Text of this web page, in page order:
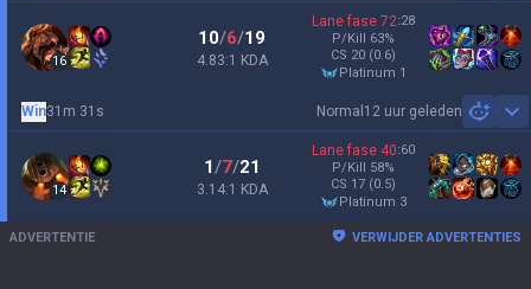
16
10/6/19
4.83:1 KDA
Lane fase 72:28
P/Kill 63%
CS 20 (0.6)
platinum 1
Normal 12 uur geleden
Win31m 31s
14
1/7/21
3.14:1 KDA
Lane fase 40:60
P/Kill 58%
CS 17 (0.5)
platinum 3
ADVERTENTIE VERWIJDER ADVERTENTIES